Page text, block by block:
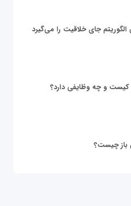
جای خلاقیت را می‌گیرد
کیست و چه وظایفی دارد؟
باز چیست؟